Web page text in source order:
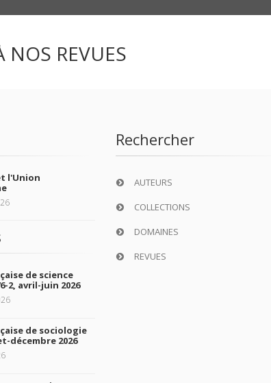
REVUES
l'Union
de science
2, avril-juin 2026
de sociologie
décembre 2026
Rechercher
AUTEURS
COLLECTIONS
DOMAINES
REVUES